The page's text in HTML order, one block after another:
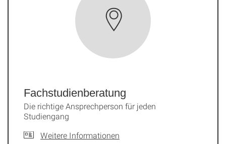
Fachstudien­beratung
Die richtige Ansprechperson für jeden
Studiengang
Weitere Informationen